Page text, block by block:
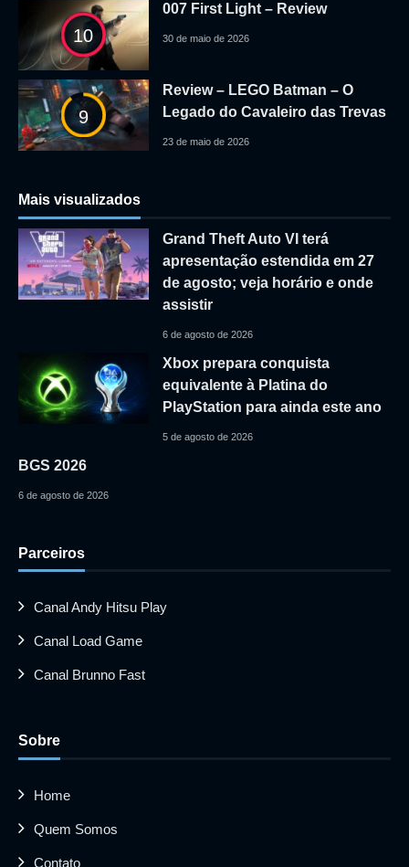
10
007 First Light – Review
30 de maio de 2026
9
Review – LEGO Batman – O
Legado do Cavaleiro das Trevas
23 de maio de 2026
Mais visualizados
Grand Theft Auto VI terá
apresentação estendida em 27
de agosto; veja horário e onde
assistir
6 de agosto de 2026
Xbox prepara conquista
equivalente à Platina do
PlayStation para ainda este ano
5 de agosto de 2026
BGS 2026
6 de agosto de 2026
Parceiros
Canal Andy Hitsu Play
Canal Load Game
Canal Brunno Fast
Sobre
Home
Quem Somos
Contato